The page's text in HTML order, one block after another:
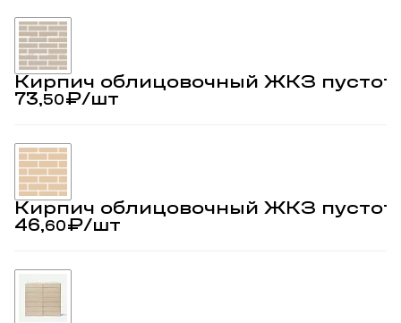
Кирпич облицовочный ЖКЗ
73,50₽/шт
Кирпич облицовочный ЖКЗ
46,60₽/шт